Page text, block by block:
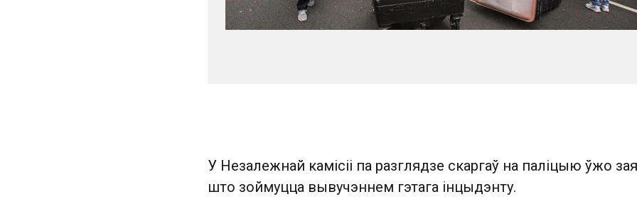
У Незалежнай камісіі па разглядзе скаргаў на паліцыю ўжо
што зоймуцца вывучэннем гэтага інцыдэнту .